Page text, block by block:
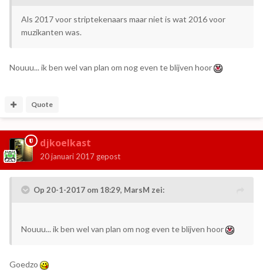
Als 2017 voor striptekenaars maar niet is wat 2016 voor
muzikanten was.
Nouuu... ik ben wel van plan om nog even te blijven hoor
Quote
djkoelkast
20 januari 2017 gepost
Op 20-1-2017 om 18:29, MarsM zei:
Nouuu... ik ben wel van plan om nog even te blijven hoor
Goedzo